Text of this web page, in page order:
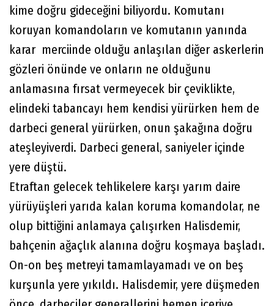
kime doğru gideceğini biliyordu. Komutanı
koruyan komandoların ve komutanın yanında
karar merciinde olduğu anlaşılan diğer askerlerin
gözleri önünde ve onların ne olduğunu
anlamasına fırsat vermeyecek bir çeviklikte,
elindeki tabancayı hem kendisi yürürken hem de
darbeci general yürürken, onun şakağına doğru
ateşleyiverdi. Darbeci general, saniyeler içinde
yere düştü.
Etraftan gelecek tehlikelere karşı yarım daire
yürüyüşleri yarıda kalan koruma komandolar, ne
olup bittiğini anlamaya çalışırken Halisdemir,
bahçenin ağaçlık alanına doğru koşmaya başladı.
On-on beş metreyi tamamlayamadı ve on beş
kurşunla yere yıkıldı. Halisdemir, yere düşmeden